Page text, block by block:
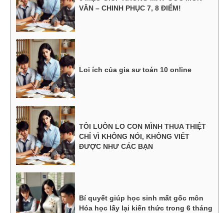
VĂN – CHINH PHỤC 7, 8 ĐIỂM!
Loi ích của gia sư toán 10 online
TÔI LUÔN LO CON MÌNH THUA THIỆT
CHỈ VÌ KHÔNG NÓI, KHÔNG VIẾT
ĐƯỢC NHƯ CÁC BẠN
Bí quyết giúp học sinh mất gốc môn
Hóa học lấy lại kiến thức trong 6 tháng